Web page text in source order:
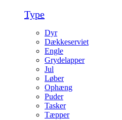
Type
Dyr
Dækkeserviet
Engle
Grydelapper
Jul
Løber
Ophæng
Puder
Tasker
Tæpper